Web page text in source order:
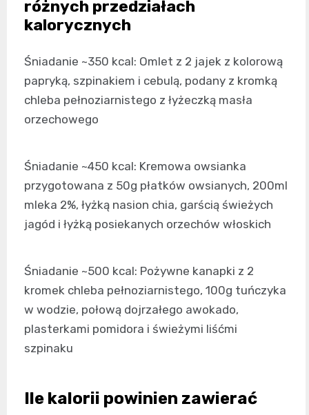
różnych przedziałach
kalorycznych
Śniadanie ~350 kcal: Omlet z 2 jajek z kolorową
papryką, szpinakiem i cebulą, podany z kromką
chleba pełnoziarnistego z łyżeczką masła
orzechowego
Śniadanie ~450 kcal: Kremowa owsianka
przygotowana z 50g płatków owsianych, 200ml
mleka 2%, łyżką nasion chia, garścią świeżych
jagód i łyżką posiekanych orzechów włoskich
Śniadanie ~500 kcal: Pożywne kanapki z 2
kromek chleba pełnoziarnistego, 100g tuńczyka
w wodzie, połową dojrzałego awokado,
plasterkami pomidora i świeżymi liśćmi
szpinaku
Ile kalorii powinien zawierać